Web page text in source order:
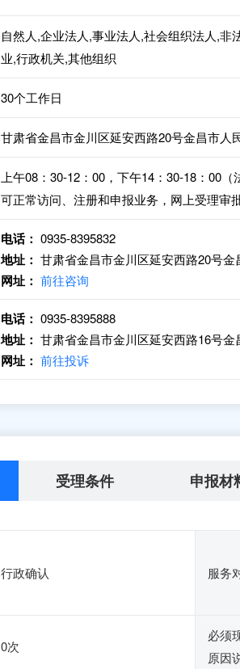
自然人,企业法人,事业法人,社会组织法人,非
业,行政机关,其他组织
30个工作日
甘肃省金昌市金川区延安西路20号金昌市人
上午08：30-12：00，下午14：30-18：00
可正常访问、注册和申报业务，网上受理审
电话： 0935-8395832
地址： 甘肃省金昌市金川区延安西路20号
网址： 前往咨询
电话： 0935-8395888
地址： 甘肃省金昌市金川区延安西路16号
网址： 前往投诉
受理条件 申报材
行政确认 服务
0次
必须
原因